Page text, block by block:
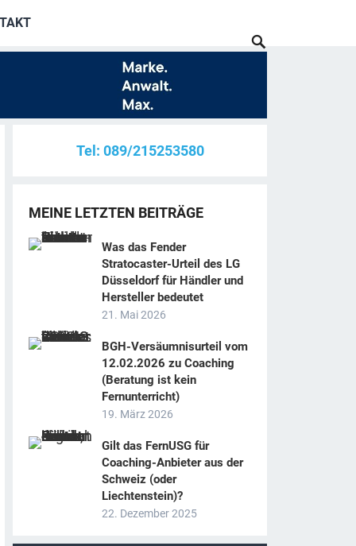
Tel: 089/215253580
MEINE LETZTEN BEITRÄGE
Was das Fender
Stratocaster-Urteil des LG
Düsseldorf für Händler und
Hersteller bedeutet
21. Mai 2026
BGH-Versäumnisurteil vom
12.02.2026 zu Coaching
(Beratung ist kein
Fernunterricht)
19. März 2026
Gilt das FernUSG für
Coaching-Anbieter aus der
Schweiz (oder
Liechtenstein)?
22. Dezember 2025